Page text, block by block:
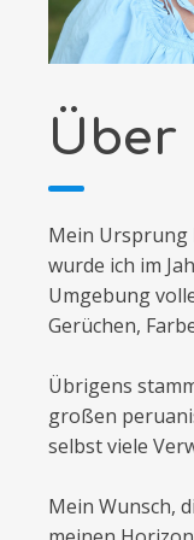
Über
Mein Ursprung
wurde ich im
Umgebung
Gerüchen,
​Übrigens
großen
selbst viele
Mein Wunsch,